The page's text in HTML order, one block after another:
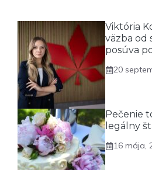
Viktória
väzba od
posúva
20
Pečenie
legálny
16 mája,